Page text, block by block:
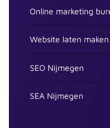
Online marketing
Website laten
SEO Nijmegen
SEA Nijmegen